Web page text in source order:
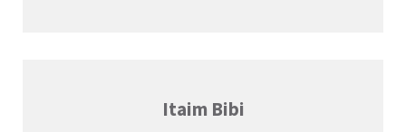
Itaim Bibi